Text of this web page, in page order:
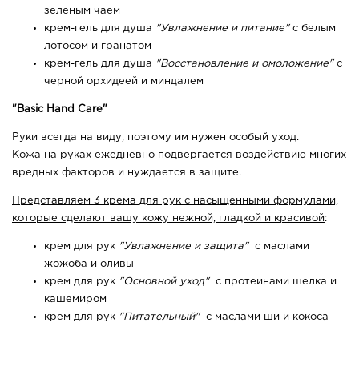
зеленым чаем
крем-гель для душа
"Увлажнение и питание"с белым
лотосом и гранатом
крем-гель для душа
"Восстановление и омоложение"с
черной орхидеей и миндалем
"Basic Hand Care"
Руки всегда на виду, поэтому им нужен особый уход.
Кожа на руках ежедневно подвергается воздействию многих
вредных факторов и нуждается в защите.
Представляем 3 крема для рук с насыщенными формулами,
которые сделают вашу кожу нежной, гладкой и красивой:
крем для рук "Увлажнение и защита"с маслами
жожоба и оливы
крем для рук "Основной уход"с протеинами шелка и
кашемиром
крем для рук "Питательный" с маслами ши и кокоса